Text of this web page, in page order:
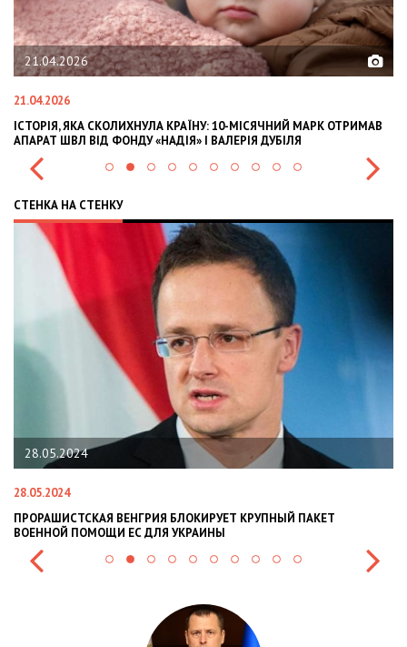
21.04.2026
21.04.2026
ІСТОРІЯ, ЯКА СКОЛИХНУЛА КРАЇНУ: 10-МІСЯЧНИЙ МАРК ОТРИМАВ
АПАРАТ ШВЛ ВІД ФОНДУ «НАДІЯ» І ВАЛЕРІЯ ДУБІЛЯ
СТЕНКА НА СТЕНКУ
28.05.2024
28.05.2024
ПРОРАШИСТСКАЯ ВЕНГРИЯ БЛОКИРУЕТ КРУПНЫЙ ПАКЕТ
ВОЕННОЙ ПОМОЩИ ЕС ДЛЯ УКРАИНЫ